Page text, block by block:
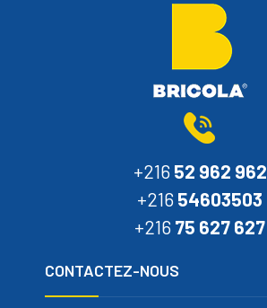
+216 52 962 962
+216 54603503
+216 75 627 627
CONTACTEZ-NOUS